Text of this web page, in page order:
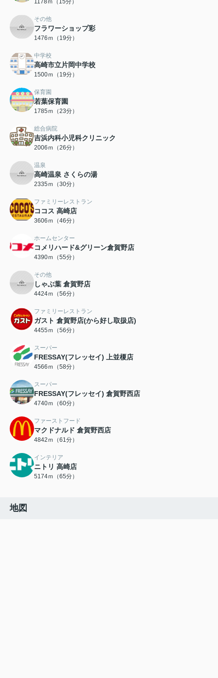
1178ｍ（15分）
その他
フラワーショップ彩
1476ｍ（19分）
中学校
高崎市立片岡中学校
1500ｍ（19分）
保育園
若葉保育園
1785ｍ（23分）
総合病院
吉浜内科小児科クリニック
2006ｍ（26分）
温泉
高崎温泉 さくらの湯
2335ｍ（30分）
ファミリーレストラン
ココス 高崎店
3606ｍ（46分）
ホームセンター
コメリハード&グリーン倉賀野店
4390ｍ（55分）
その他
しゃぶ葉 倉賀野店
4424ｍ（56分）
ファミリーレストラン
ガスト 倉賀野店(から好し取扱店)
4455ｍ（56分）
スーパー
FRESSAY(フレッセイ) 上並榎店
4566ｍ（58分）
スーパー
FRESSAY(フレッセイ) 倉賀野西店
4740ｍ（60分）
ファーストフード
マクドナルド 倉賀野西店
4842ｍ（61分）
インテリア
ニトリ 高崎店
5174ｍ（65分）
地図